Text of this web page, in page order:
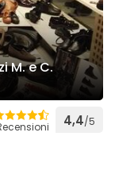
M. e C.
4,4/5